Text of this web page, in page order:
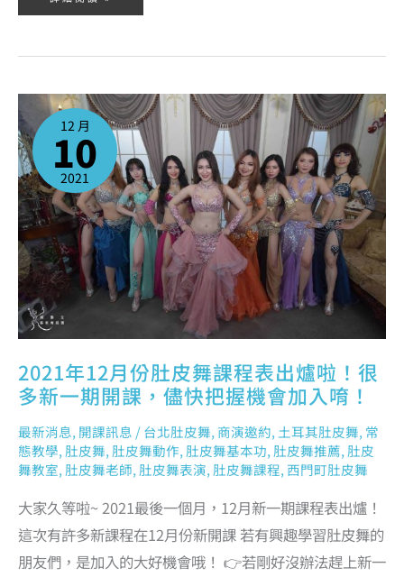
12 月
10
2021
2021年12月份肚皮舞課程表出爐啦！很
多新一期開課，儘快把握機會加入唷！
最新消息, 開課訊息 /台北肚皮舞, 商演邀約, 土耳其肚皮舞, 常
態教學, 肚皮舞, 肚皮舞動作, 肚皮舞基本功, 肚皮舞推薦, 肚皮
舞教室, 肚皮舞老師, 肚皮舞表演, 肚皮舞課程, 西門町肚皮舞
大家久等啦~ 2021最後一個月，12月新一期課程表出爐！
這次有許多新課程在12月份新開課 若有興趣學習肚皮舞的
朋友們，是加入的大好機會哦！ 👉若剛好沒辦法趕上新一
2021
年
12
肚
皮
舞
課
表
出
爐
啦！
很
新
一
期
開
課，
儘
快
把
握
機
會
加